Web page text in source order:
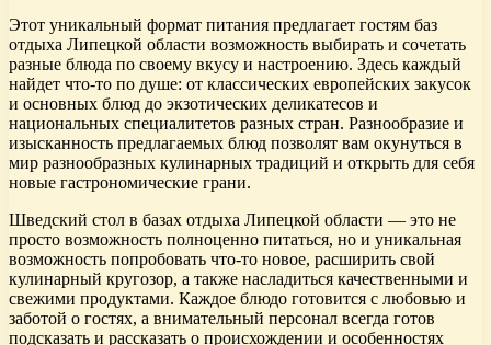
Этот уникальный формат питания предлагает гостям баз
отдыха Липецкой области возможность выбирать и сочетать
разные блюда по своему вкусу и настроению. Здесь каждый
найдет что-то по душе: от классических европейских закусок
и основных блюд до экзотических деликатесов и
национальных специалитетов разных стран. Разнообразие и
изысканность предлагаемых блюд позволят вам окунуться в
мир разнообразных кулинарных традиций и открыть для себя
новые гастрономические грани.
Шведский стол в базах отдыха Липецкой области — это не
просто возможность полноценно питаться, но и уникальная
возможность попробовать что-то новое, расширить свой
кулинарный кругозор, а также насладиться качественными и
свежими продуктами. Каждое блюдо готовится с любовью и
заботой о гостях, а внимательный персонал всегда готов
подсказать и рассказать о происхождении и особенностях